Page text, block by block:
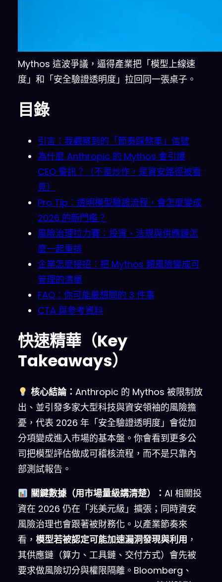
Mythos 這波爭議，逼得產業把「模型上線速
度」和「安全驗證透明度」拉回同一張桌子。
目錄
引言：我觀察到的「節奏踩煞車」信號
為什麼 Anthropic 的 Mythos 會引爆
CEO 警訊？（不是炒作，是資安路徑被看
見）
Pro Tip：透明模型驗證流程，會怎麼變成
2026 的新門檻？
風險治理拉力賽：投資、法規與供應鏈怎
麼一起重排
企業怎麼接招：把 Mythos 類風險變成可
管理的清單
FAQ：你可能最想問的 3 件事
CTA 與參考資料
快速精華（Key
Takeaways）
核心結論： Anthropic 的 Mythos 被限制放
出、並引發多家大型科技與資安領袖的風險擔
憂，代表 2026 年「安全驗證透明度」會從加
分項變成進入市場的基本盤。你會看到更多公
司把模型評估做成可稽核流程，而不是只靠內
部測試報告。
關鍵數據（用市場量級講清楚）： AI 相關投
資在 2026 仍在「兆美元級」擴張；同時資安
風險治理也會跟著被財務化。以產業節奏來
看， 模型若被認定可能加速漏洞發現與利用 ，
其供應鏈（算力、工具鏈、交付方式）會先被
要求做風險切分與權限隔離。Bloomberg、